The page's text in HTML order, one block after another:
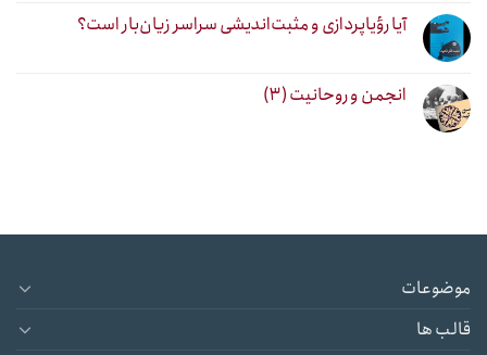
آیا رؤیاپردازی و مثبت‌اندیشی سراسر زیان‌بار است؟
انجمن و روحانیت (۳)
موضوعات
قالب ها